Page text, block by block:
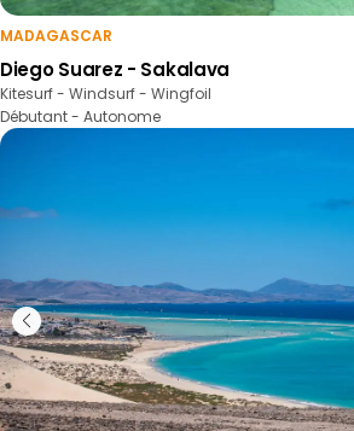
MADAGASCAR
Diego Suarez - Sakalava
Kitesurf - Windsurf - Wingfoil
Débutant - Autonome